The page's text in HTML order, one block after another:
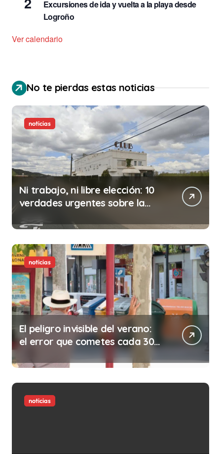
Excursiones de ida y vuelta a la playa desde
Logroño
Ver calendario
No te pierdas estas noticias
noticias
Ni trabajo, ni libre elección: 10
verdades urgentes sobre la
noticias
El peligro invisible del verano:
el error que cometes cada 30
minutos en tu trabajo (y la
ilegalidad que te puede costar
la vida)
noticias